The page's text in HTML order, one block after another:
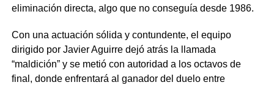
eliminación directa, algo que no conseguía desde 1986.
Con una actuación sólida y contundente, el equipo
dirigido por Javier Aguirre dejó atrás la llamada
“maldición” y se metió con autoridad a los octavos de
final, donde enfrentará al ganador del duelo entre